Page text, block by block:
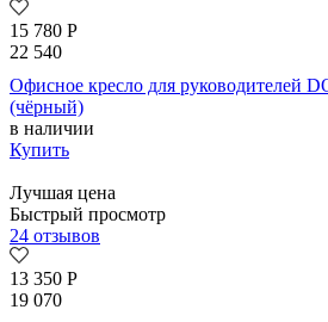
15 780 Р
22 540
Офисное кресло для руководителей
(чёрный)
в наличии
Купить
Лучшая цена
Быстрый просмотр
24 отзывов
13 350 Р
19 070